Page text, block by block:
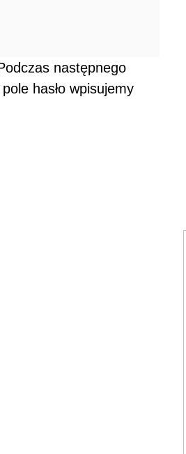
następnego
hasło wpisujemy